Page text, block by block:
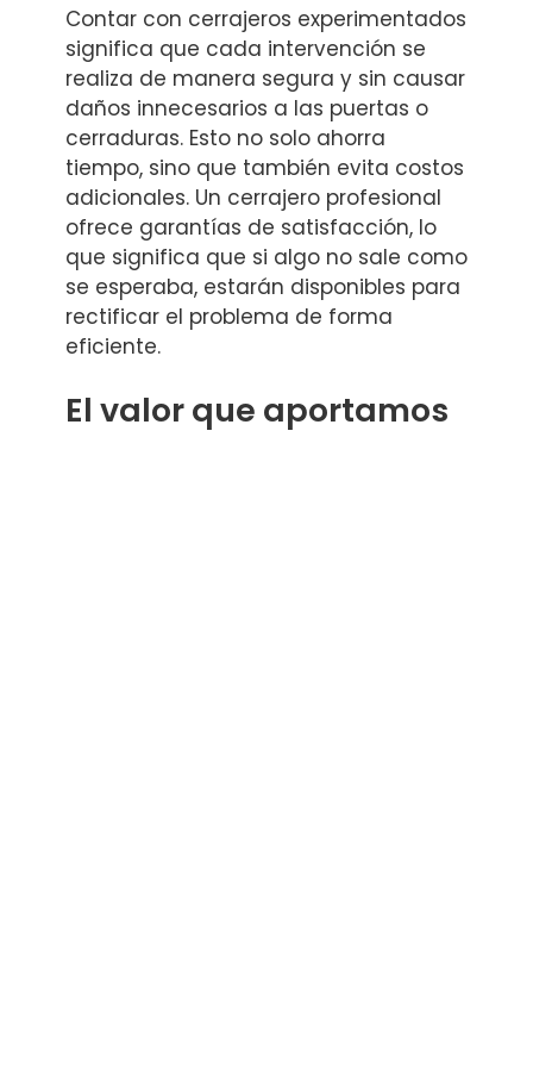
Contar con cerrajeros experimentados
significa que cada intervención se
realiza de manera segura y sin causar
daños innecesarios a las puertas o
cerraduras. Esto no solo ahorra
tiempo, sino que también evita costos
adicionales. Un cerrajero profesional
ofrece garantías de satisfacción, lo
que significa que si algo no sale como
se esperaba, estarán disponibles para
rectificar el problema de forma
eficiente.
El valor que aportamos